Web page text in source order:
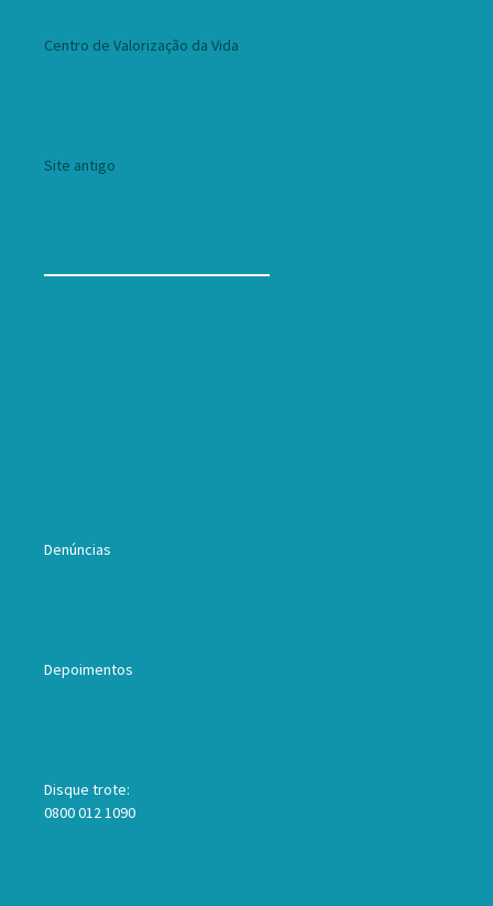
Centro de Valorização da Vida
Site antigo
Denúncias
Depoimentos
Disque trote:
0800 012 1090